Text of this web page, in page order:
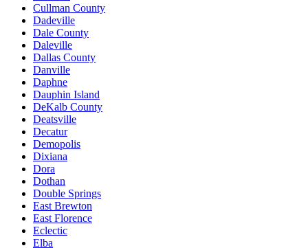
Cullman County
Dadeville
Dale County
Daleville
Dallas County
Danville
Daphne
Dauphin Island
DeKalb County
Deatsville
Decatur
Demopolis
Dixiana
Dora
Dothan
Double Springs
East Brewton
East Florence
Eclectic
Elba